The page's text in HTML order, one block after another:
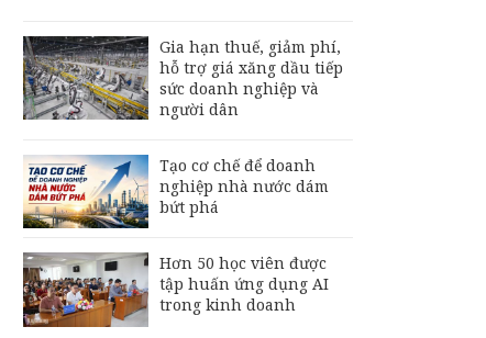
Gia hạn thuế, giảm phí,
hỗ trợ giá xăng dầu tiếp
sức doanh nghiệp và
người dân
Tạo cơ chế để doanh
nghiệp nhà nước dám
bứt phá
Hơn 50 học viên được
tập huấn ứng dụng AI
trong kinh doanh